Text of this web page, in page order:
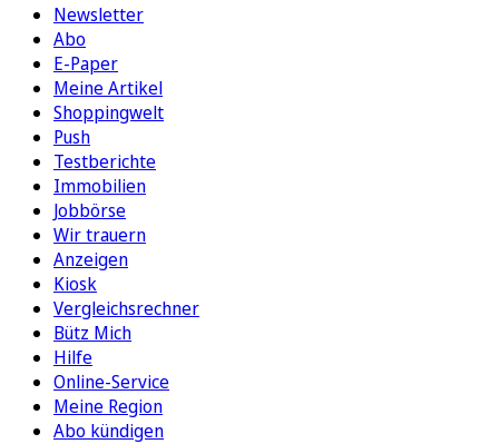
Newsletter
Abo
E-Paper
Meine Artikel
Shoppingwelt
Push
Testberichte
Immobilien
Jobbörse
Wir trauern
Anzeigen
Kiosk
Vergleichsrechner
Bütz Mich
Hilfe
Online-Service
Meine Region
Abo kündigen